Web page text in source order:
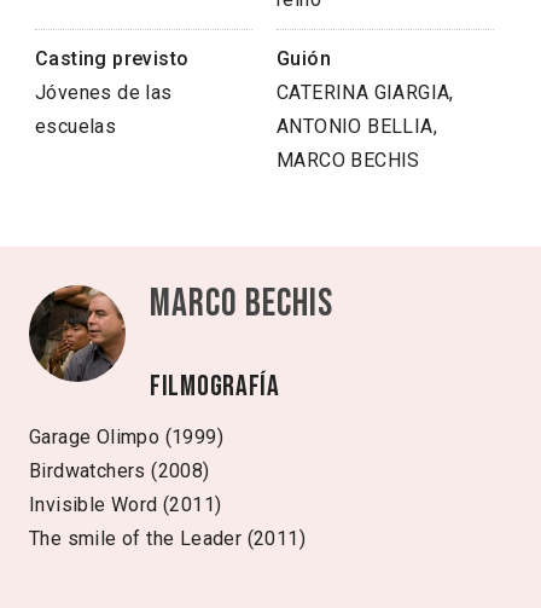
Casting previsto
Jóvenes de las
escuelas
Guión
CATERINA GIARGIA,
ANTONIO BELLIA,
MARCO BECHIS
Marco Bechis
Filmografía
Garage Olimpo (1999)
Birdwatchers (2008)
Invisible Word (2011)
The smile of the Leader (2011)